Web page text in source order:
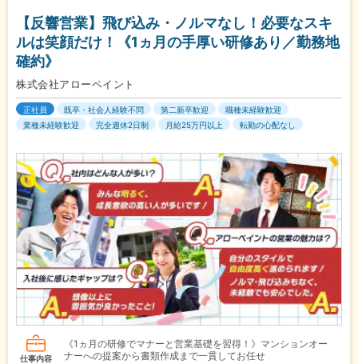
【反響営業】飛び込み・ノルマなし！必要なスキ
ルは笑顔だけ！《1ヵ月の手厚い研修あり／勤務地
確約》
株式会社アローペイント
正社員 既卒・社会人経験不問 第二新卒歓迎
職種未経験歓迎
業種未経験歓迎
完全週休2日制 月給25万円以上 転勤の心配なし
仕事内容
《1ヵ月の研修でマナーと営業基礎を習得！》マンションオー
ナーへの提案から書類作成まで一貫してお任せ